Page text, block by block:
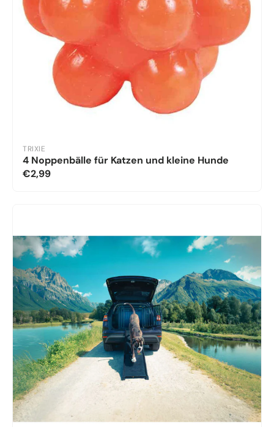
TRIXIE
4 Noppenbälle für Katzen und kleine Hunde
€2,99